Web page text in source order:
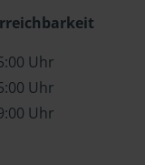
Uhr
Uhr
Uhr